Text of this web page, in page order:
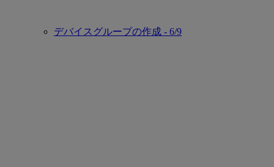
デバイスグループの作成 - 6/9